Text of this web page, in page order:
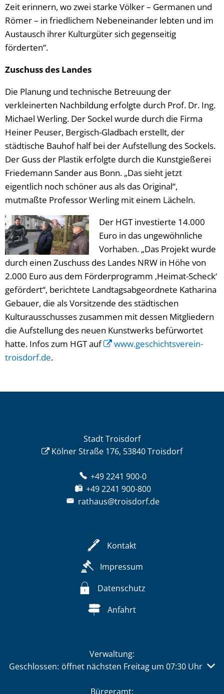
Zeit erinnern, wo zwei starke Völker – Germanen und
Römer – in friedlichem Nebeneinander lebten und im
Austausch ihrer Kulturgüter sich gegenseitig
förderten“.
Zuschuss des Landes
Die Planung und technische Betreuung der
verkleinerten Nachbildung erfolgte durch Prof. Dr. Ing.
Michael Werling. Der Sockel wurde durch die Firma
Heiner Peuser, Bergisch-Gladbach erstellt, der
städtische Bauhof half bei der Aufstellung des Sockels.
Der Guss der Plastik erfolgte durch die Kunstgießerei
Friedemann Sander aus Bonn. „Das sieht jetzt
eigentlich noch schöner aus als das Original“,
mutmaßte Professor Werling mit einem Lächeln.
Der HGT investierte 14.000
Euro in das ungewöhnliche
Vorhaben. „Das Projekt wurde
durch einen Zuschuss des Landes NRW in Höhe von
2.000 Euro aus dem Förderprogramm ‚Heimat-Scheck‘
gefördert“, berichtete Landtagsabgeordnete Katharina
Gebauer, die als Vorsitzende des städtischen
Kulturausschusses zusammen mit dessen Mitgliedern
die Aufstellung des neuen Kunstwerks befürwortet
hatte. Infos zum HGT auf
www.geschichtsverein-
troisdorf.de.
Stadt Troisdorf
Kölner Straße 176, 53840 Troisdorf
+49 2241 900-0
+49 2241 900-800
rathaus@troisdorf.de
Kontakt
Impressum
Datenschutz
Anfahrt
Verwaltung:
Klicken, um weitere Öffnungs- oder Schließzeiten
Geschlossen: öffnet nächsten Freitag um 07:30 Uhr
Bürgeramt: